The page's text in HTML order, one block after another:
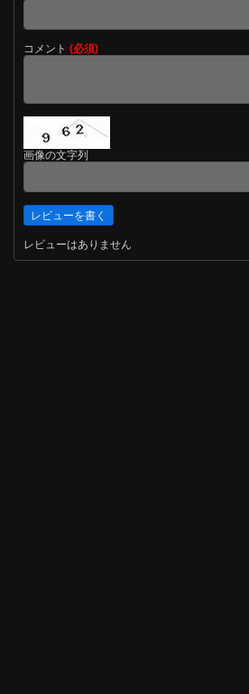
コメント (必須)
画像の文字列
レビューはありません